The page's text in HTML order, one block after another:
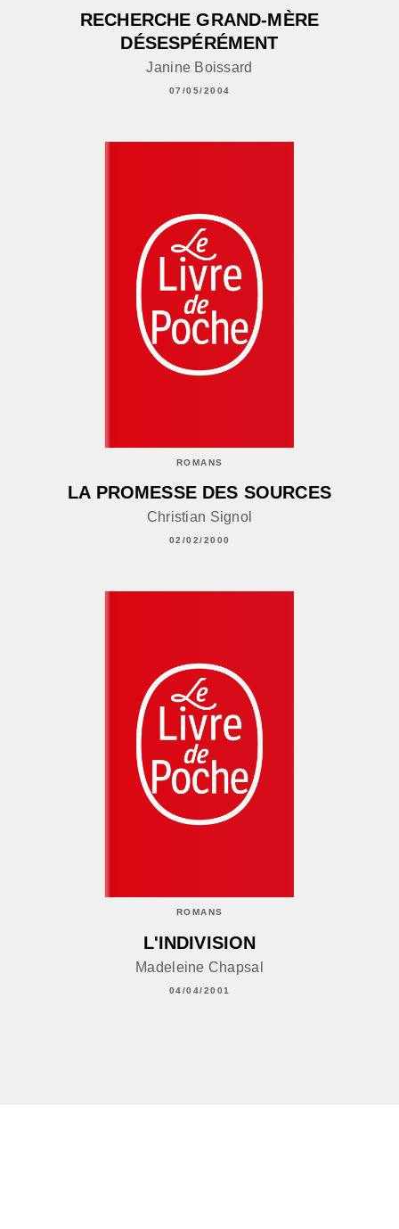
RECHERCHE GRAND-MÈRE
DÉSESPÉRÉMENT
Janine Boissard
07/05/2004
ROMANS
LA PROMESSE DES SOURCES
Christian Signol
02/02/2000
ROMANS
L'INDIVISION
Madeleine Chapsal
04/04/2001